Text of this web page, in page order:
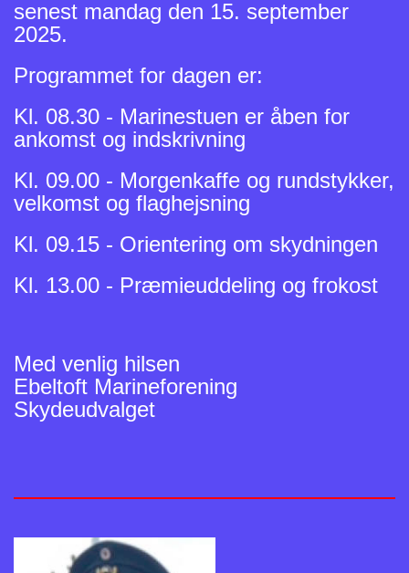
senest mandag den 15. september
2025.
Programmet for dagen er:
Kl. 08.30 - Marinestuen er åben for
ankomst og indskrivning
Kl. 09.00 - Morgenkaffe og rundstykker,
velkomst og flaghejsning
Kl. 09.15 - Orientering om skydningen
Kl. 13.00 - Præmieuddeling og frokost
Med venlig hilsen
Ebeltoft Marineforening
Skydeudvalget